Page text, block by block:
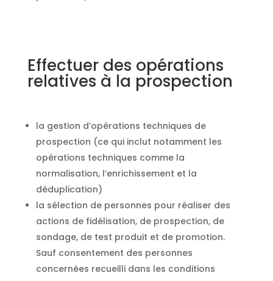
Effectuer des opérations
relatives à la prospection
la gestion d’opérations techniques de
prospection (ce qui inclut notamment les
opérations techniques comme la
normalisation, l’enrichissement et la
déduplication)
la sélection de personnes pour réaliser des
actions de fidélisation, de prospection, de
sondage, de test produit et de promotion.
Sauf consentement des personnes
concernées recueilli dans les conditions